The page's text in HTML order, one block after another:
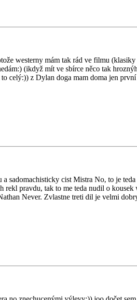
westerny mám tak rád ve filmu
(ikdyž mít ve sbírce něco tak
celý:)) z Dylan doga mam doma jen
sadomachisticky cist Mistra No, to je
rekl pravdu, tak to me teda nudil o
Never. Zvlastne treti dil je velmi